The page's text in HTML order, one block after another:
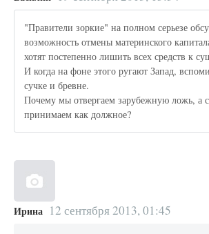
"Правители зоркие" на полном серьезе
возможность отмены материнского
хотят постепенно лишить всех средств к
И когда на фоне этого ругают Запад,
сучке и бревне.
Почему мы отвергаем зарубежную ложь, а
принимаем как должное?
Ирина 12 сентября 2013, 01:45